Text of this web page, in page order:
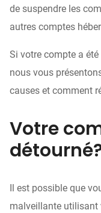
de suspendre les
autres comptes
Si votre compte a
nous vous
causes et comment
Votre
Il est possible que
malveillante utilisant